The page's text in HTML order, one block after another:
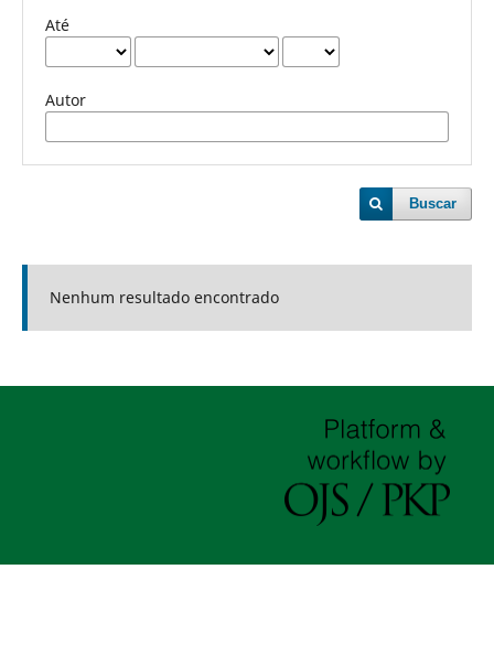
Até
Autor
Buscar
Nenhum resultado encontrado